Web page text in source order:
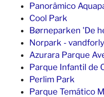
Panorâmico
Cool Park
Børneparken 'De
Norpark -
Azurara Parque
Parque Infantil de
Perlim Park
Parque Temático